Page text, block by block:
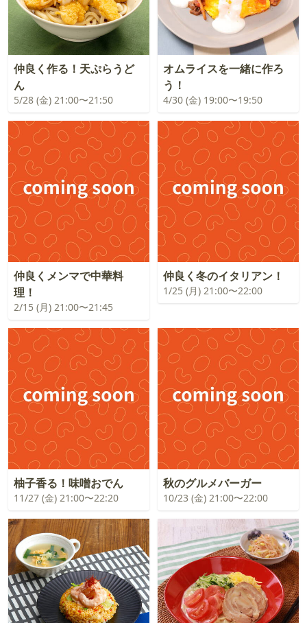
仲良く作る！天ぷらうど
ん
5/28 (金) 21:00〜21:50
オムライスを一緒に作ろ
う！
4/30 (金) 19:00〜19:50
仲良くメンマで中華料
理！
2/15 (月) 21:00〜21:45
仲良く冬のイタリアン！
1/25 (月) 21:00〜22:00
柚子香る！味噌おでん
11/27 (金) 21:00〜22:20
秋のグルメバーガー
10/23 (金) 21:00〜22:00